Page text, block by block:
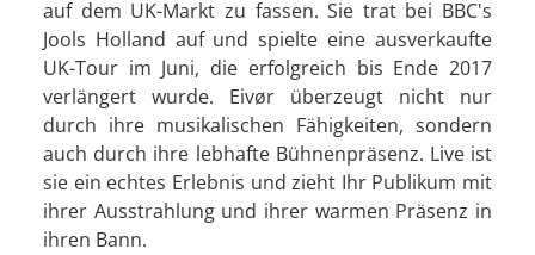
auf dem UK-Markt zu fassen. Sie trat bei BBC's
Jools Holland auf und spielte eine ausverkaufte
UK-Tour im Juni, die erfolgreich bis Ende 2017
verlängert wurde. Eivør überzeugt nicht nur
durch ihre musikalischen Fähigkeiten, sondern
auch durch ihre lebhafte Bühnenpräsenz. Live ist
sie ein echtes Erlebnis und zieht Ihr Publikum mit
ihrer Ausstrahlung und ihrer warmen Präsenz in
ihren Bann.